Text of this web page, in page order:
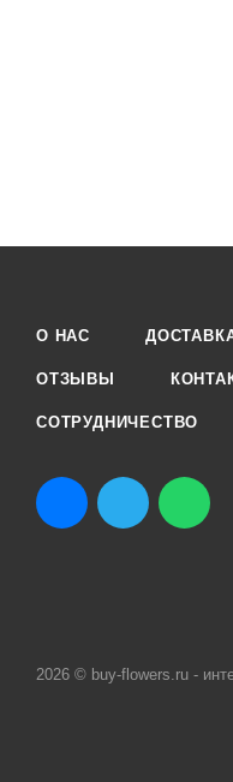
О НАС
ОТЗЫВЫ
СОТРУДНИЧЕСТВО
2026 © buy-flowers.ru -